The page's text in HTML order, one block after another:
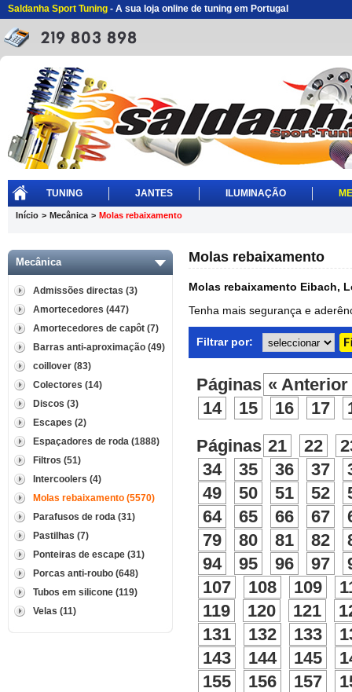
Saldanha Sport Tuning - A sua loja online de tuning em Portugal
TUNING JANTES ILUMINAÇÃO
Início > Mecânica > Molas rebaixamento
Mecânica
Admissões directas (3)
Amortecedores (447)
Amortecedores de capôt (7)
Barras anti-aproximação (49)
coillover (83)
Colectores (14)
Discos (3)
Escapes (2)
Espaçadores de roda (1888)
Filtros (51)
Intercoolers (4)
Molas rebaixamento (5570)
Parafusos de roda (31)
Pastilhas (7)
Ponteiras de escape (31)
Porcas anti-roubo (648)
Tubos em silicone (119)
Velas (11)
Molas rebaixamento
Molas rebaixamento Eibach,
Tenha mais segurança e
Filtrar por:
Páginas « Anterior
14
15 16 17
Páginas 21 22
34
35 36 37
49
50 51 52
64
65 66 67
79
80 81 82
94
95 96 97
107
108 109
119
120 121
131
132 133
143
144 145
155
156 157